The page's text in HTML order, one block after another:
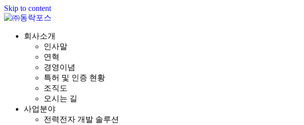
Skip to content
회사소개
인사말
연혁
경영이념
특허 및 인증 현황
조직도
오시는 길
사업분야
전력전자 개발 솔루션